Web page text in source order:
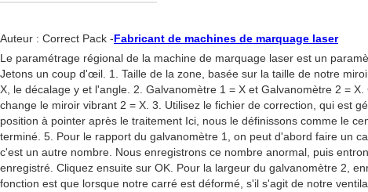
Auteur : Correct Pack -Fabricant de machines de marquage laser
Le paramétrage régional de la machine de marquage laser est un
Jetons un coup d'œil. 1. Taille de la zone, basée sur la taille de notre
X, le décalage y et l'angle. 2. Galvanomètre 1 = X et Galvanomètre 2 =
change le miroir vibrant 2 = X. 3. Utilisez le fichier de correction, qui est
position à pointer après le traitement Ici, nous le définissons comme le
terminé. 5. Pour le rapport du galvanomètre 1, on peut d'abord faire un
c'est un autre nombre. Nous enregistrons ce nombre anormal, puis
enregistré. Cliquez ensuite sur OK. Pour la largeur du galvanomètre 2,
fonction est que lorsque notre carré est déformé, s'il s'agit de notre